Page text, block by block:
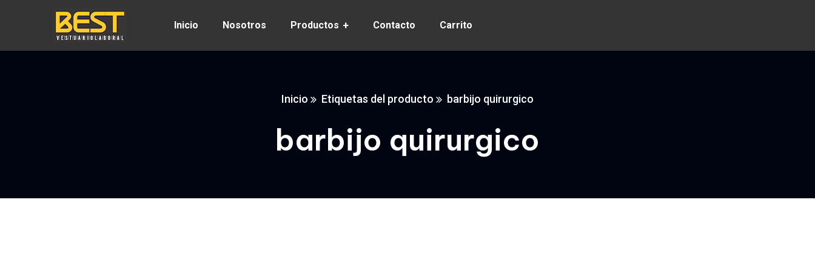
Inicio Nosotros Productos Contacto Carrito
Inicio Etiquetas del producto barbijo quirurgico
barbijo quirurgico